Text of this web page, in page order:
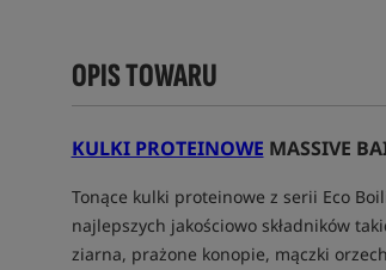
OPIS TOWARU
KULKI PROTEINOWE MASSIVE
Tonące kulki proteinowe z serii Eco
najlepszych jakościowo składników
ziarna, prażone konopie, mączki